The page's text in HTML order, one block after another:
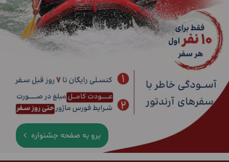
برو به صفحه جشنواره